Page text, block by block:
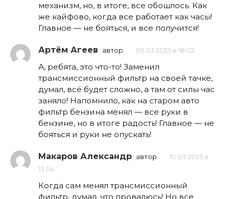
механизм, но, в итоге, все обошлось. Как
же кайфово, когда все работает как часы!
Главное — не бояться, и все получится!
Артём Агеев автор 09.03.2025 в 18:02
А, ребята, это что-то! Заменил
трансмиссионный фильтр на своей тачке,
думал, всё будет сложно, а там от силы час
заняло! Напомнило, как на старом авто
фильтр бензина менял — все руки в
бензине, но в итоге радость! Главное — не
бояться и руки не опускать!
Макаров Александр автор
10.03.2025 в
15:04
Когда сам менял трансмиссионный
фильтр, думал, что провалюсь! Но все